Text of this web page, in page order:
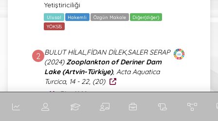
Yetiştiriciliği
Ulusal Hakemli Özgün Makale
Diğer(diğer)
YÖKSİS
2 BULUT HİLAL,FİDAN DİLEK,SALER SERAP
(2024)Zooplankton of Deriner Dam
Lake (Artvin-Türkiye), Acta Aquatica
Turcica, 14 - 22, (20)
PlumX Metrics
Alan Bilgisi: Temel Alan>